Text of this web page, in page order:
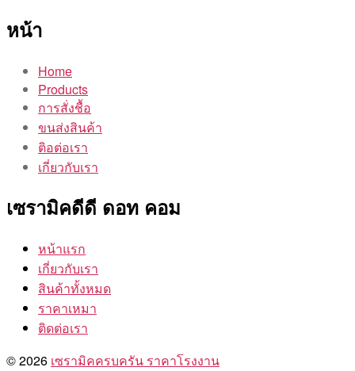
หน้า
Home
Products
การสั่งชื้อ
ขนส่งสินค้า
ติอต่อเรา
เกี่ยวกับเรา
เซรามิคดีดี ดอท คอม
หน้าแรก
เกี่ยวกับเรา
สินค้าทั้งหมด
ราคาเหมา
ติดต่อเรา
© 2026 เซรามิคครบครัน ราคาโรงงาน